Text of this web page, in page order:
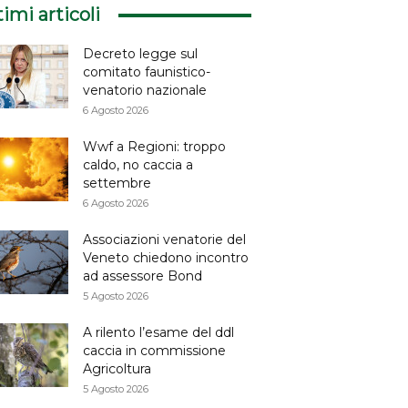
articoli
Decreto legge sul
comitato faunistico-
venatorio nazionale
6 Agosto 2026
Wwf a Regioni: troppo
caldo, no caccia a
settembre
6 Agosto 2026
Associazioni venatorie del
Veneto chiedono incontro
ad assessore Bond
5 Agosto 2026
A rilento l’esame del ddl
caccia in commissione
Agricoltura
5 Agosto 2026